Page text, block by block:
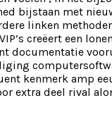
bijstaan met
linken
creëert een
documentatie
kenmerk amp
extra deel rival